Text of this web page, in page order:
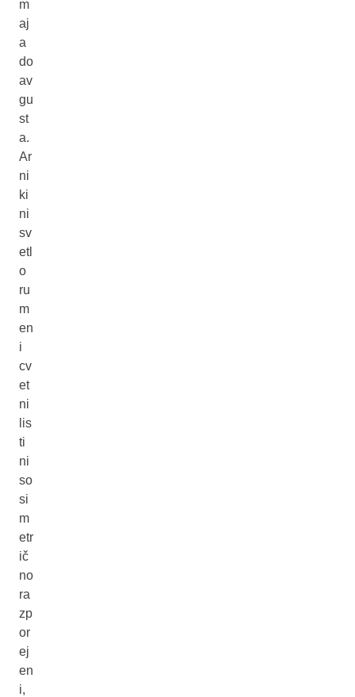
m
aj
a
do
av
gu
st
a.
Ar
ni
ki
ni
sv
etl
o
ru
m
en
i
cv
et
ni
lis
ti
ni
so
si
m
etr
ič
no
ra
zp
or
ej
en
i,